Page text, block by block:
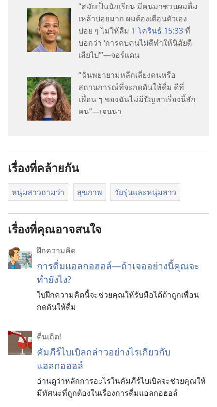
“สมัย​เป็น​นัก​เรียน มี​คน​มา​ชวน​ผม​ดื่ม​
เหล้า​บ่อย​มาก ผม​ต้อง​เตือน​ตัว​เอง​
บ่อย ๆ ไม่​ให้​ลืม 1 โครินธ์ 15:33ที่​
บอก​ว่า ‘การ​คบ​คน​ไม่​ดี​ทำ​ให้​นิสัย​ดี​
เสีย​ไป’”—จอร์แดน
“ฉัน​พยายาม​หลีก​เลี่ยง​คน​หรือ​
สถานการณ์​ที่​จะ​กดดัน​ให้​ดื่ม ดี​ที่​
เพื่อน ๆ ของ​ฉัน​ไม่​มี​ปัญหา​เรื่อง​นี้​สัก​
คน”—เจนนา
เรื่องที่คล้ายกัน
หนุ่มสาวถามว่า สุขภาพ วัยรุ่น​และ​หนุ่ม​สาว
เรื่องที่คุณอาจสนใจ
ฝึกความคิด
การดื่มแอลกอฮอล์—ถ้าเจออย่างนี้คุณจะ
ทำยังไง?
ใบฝึกความคิดนี้จะช่วยคุณให้รับมือได้ถ้าถูกเพื่อน
กดดันให้ดื่ม
ตื่นเถิด!
คัมภีร์ไบเบิลกล่าวอย่างไรเกี่ยวกับ
แอลกอฮอล์
อ่านดูว่าหลักการอะไรในคัมภีร์ไบเบิลจะช่วยคุณให้
มีทัศนะที่ถูกต้องในเรื่องการดื่มแอลกอฮอล์